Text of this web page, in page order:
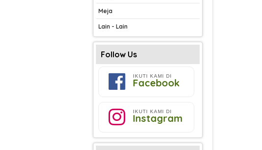
Meja
Lain - Lain
Follow Us
IKUTI KAMI DI
Facebook
IKUTI KAMI DI
Instagram